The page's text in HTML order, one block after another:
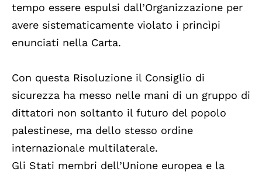
tempo essere espulsi dall’Organizzazione per
avere sistematicamente violato i princìpi
enunciati nella Carta.
Con questa Risoluzione il Consiglio di
sicurezza ha messo nelle mani di un gruppo di
dittatori non soltanto il futuro del popolo
palestinese, ma dello stesso ordine
internazionale multilaterale.
Gli Stati membri dell’Unione europea e la